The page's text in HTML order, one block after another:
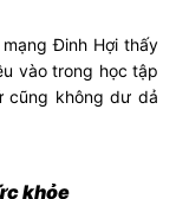
Đinh Hợi thấy
vào trong học tập
cũng không dư dả
khỏe